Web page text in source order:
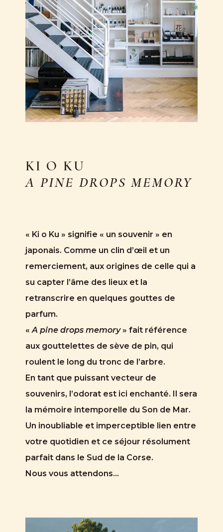
KI O KU
A PINE DROPS MEMORY
« Ki o Ku » signifie « un souvenir » en
japonais. Comme un clin d’œil et un
remerciement, aux origines de celle qui a
su capter l’âme des lieux et la
retranscrire en quelques gouttes de
parfum.
«A pine drops memory» fait référence
aux gouttelettes de sève de pin, qui
roulent le long du tronc de l’arbre.
En tant que puissant vecteur de
souvenirs, l’odorat est ici enchanté. Il sera
la mémoire intemporelle du Son de Mar.
Un inoubliable et imperceptible lien entre
votre quotidien et ce séjour résolument
parfait dans le Sud de la Corse.
Nous vous attendons…